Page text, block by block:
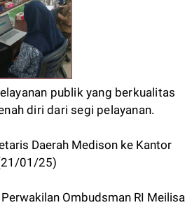
publik yang berkualitas
diri dari segi pelayanan.
Daerah Medison ke Kantor
01/25)
Ombudsman RI Meilisa